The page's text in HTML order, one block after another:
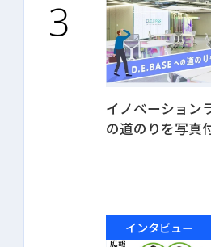
イノベーション
の道のりを写真
インタビュー